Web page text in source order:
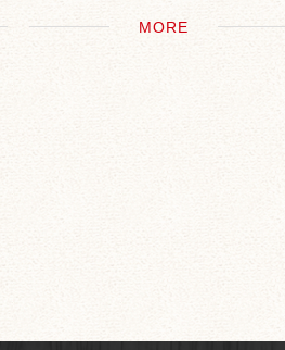
持聯邦吉鶴卡實體卡
MORE